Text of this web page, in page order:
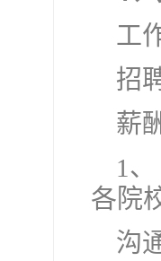
工
招
薪
1
各院
沟